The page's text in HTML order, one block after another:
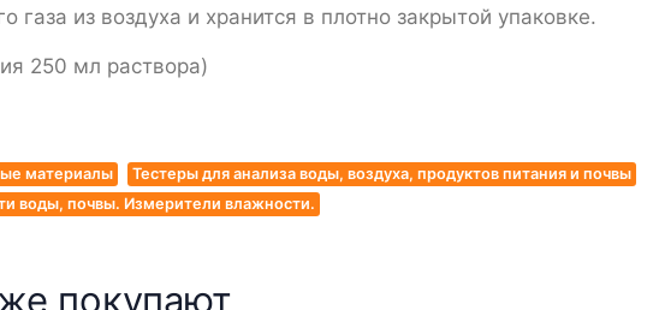
газа из воздуха и хранится в плотно закрытой упаковке.
250 мл раствора)
материалы
Тестеры для анализа воды, воздуха, продуктов питания и почвы
воды, почвы. Измерители влажности.
покупают